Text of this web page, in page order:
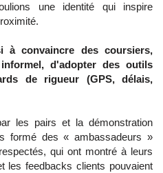
une identité qui inspire
à convaincre des coursiers,
d'adopter des outils
de rigueur (GPS, délais,
les pairs et la démonstration
formé des « ambassadeurs »
qui ont montré à leurs
les feedbacks clients pouvaient